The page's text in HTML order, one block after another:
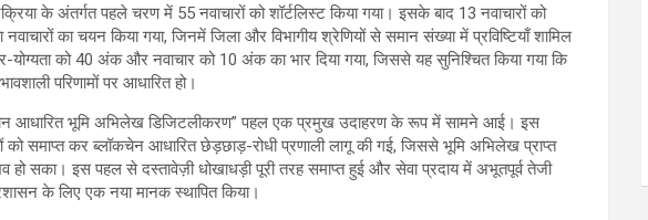
के अंतर्गत पहले चरण में 55 नवाचारों को शॉर्टलिस्ट किया गया। इसके बाद 13 नवाचारों को
का चयन किया गया, जिनमें जिला और विभागीय श्रेणियों से समान संख्या में प्रविष्टियाँ शामिल
योग्यता को 40 अंक और नवाचार को 10 अंक का भार दिया गया, जिससे यह सुनिश्चित किया गया कि
परिणामों पर आधारित हो।
आधारित भूमि अभिलेख डिजिटलीकरण” पहल एक प्रमुख उदाहरण के रूप में सामने आई। इस
समाप्त कर ब्लॉकचेन आधारित छेड़छाड़-रोधी प्रणाली लागू की गई, जिससे भूमि अभिलेख प्राप्त
सका। इस पहल से दस्तावेज़ी धोखाधड़ी पूरी तरह समाप्त हुई और सेवा प्रदाय में अभूतपूर्व तेजी
के लिए एक नया मानक स्थापित किया।